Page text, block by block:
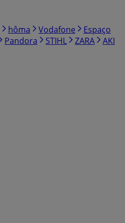
hôma Vodafone
Espaço
Pandora STIHL ZARA
AKI